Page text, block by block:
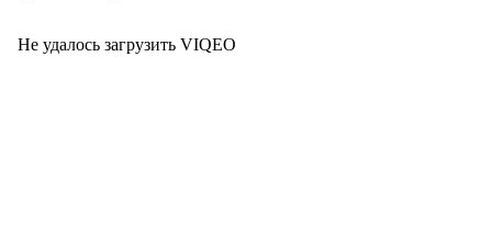
Не удалось загрузить VIQEO